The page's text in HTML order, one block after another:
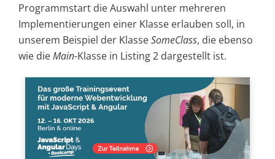
Programmstart die Auswahl unter mehreren
Implementierungen einer Klasse erlauben soll, in
unserem Beispiel der KlasseSomeClass, die ebenso
wie dieMain-Klasse in Listing 2 dargestellt ist.